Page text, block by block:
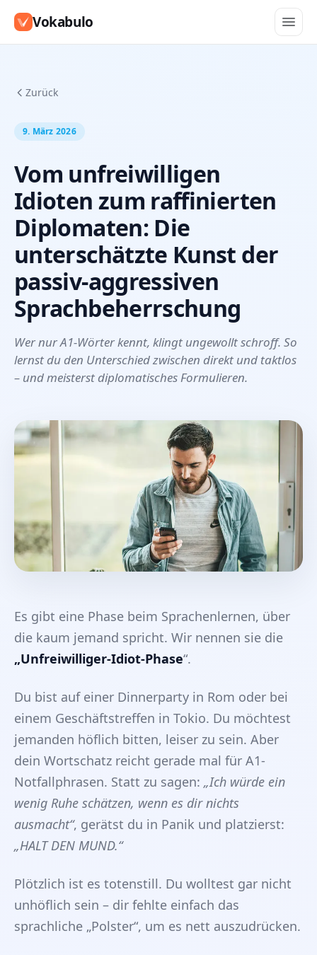
Vokabulo
Zurück
9. März 2026
Vom unfreiwilligen
Idioten zum raffinierten
Diplomaten: Die
unterschätzte Kunst der
passiv-aggressiven
Sprachbeherrschung
Wer nur A1-Wörter kennt, klingt ungewollt schroff. So
lernst du den Unterschied zwischen direkt und taktlos
– und meisterst diplomatisches Formulieren.
Es gibt eine Phase beim Sprachenlernen, über
die kaum jemand spricht. Wir nennen sie die
„Unfreiwilliger-Idiot-Phase“.
Du bist auf einer Dinnerparty in Rom oder bei
einem Geschäftstreffen in Tokio. Du möchtest
jemanden höflich bitten, leiser zu sein. Aber
dein Wortschatz reicht gerade mal für A1-
Notfallphrasen. Statt zu sagen: „Ich würde ein
wenig Ruhe schätzen, wenn es dir nichts
ausmacht“, gerätst du in Panik und platzierst:
„HALT DEN MUND.“
Plötzlich ist es totenstill. Du wolltest gar nicht
unhöflich sein – dir fehlte einfach das
sprachliche „Polster“, um es nett auszudrücken.